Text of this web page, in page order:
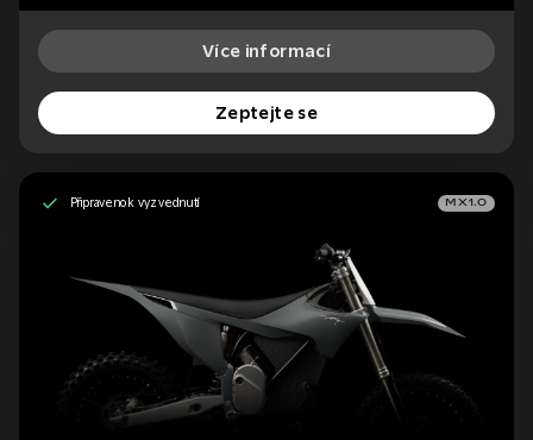
Více informací
Zeptejte se
Připraveno k vyzvednutí MX1.0